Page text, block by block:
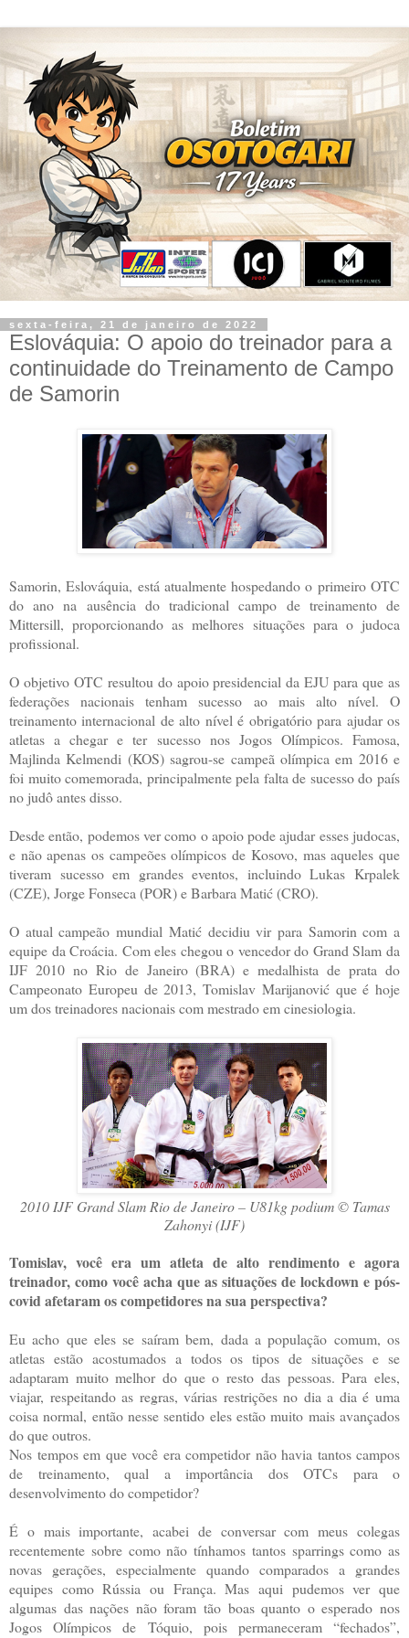
sexta-feira, 21 de janeiro de 2022
Eslováquia: O apoio do treinador para a
continuidade do Treinamento de Campo
de Samorin
Samorin, Eslováquia, está atualmente hospedando o primeiro OTC
do ano na ausência do tradicional campo de treinamento de
Mittersill, proporcionando as melhores situações para o judoca
profissional.
O objetivo OTC resultou do apoio presidencial da EJU para que as
federações nacionais tenham sucesso ao mais alto nível. O
treinamento internacional de alto nível é obrigatório para ajudar os
atletas a chegar e ter sucesso nos Jogos Olímpicos. Famosa,
Majlinda Kelmendi (KOS) sagrou-se campeã olímpica em 2016 e
foi muito comemorada, principalmente pela falta de sucesso do país
no judô antes disso.
Desde então, podemos ver como o apoio pode ajudar esses judocas,
e não apenas os campeões olímpicos de Kosovo, mas aqueles que
tiveram sucesso em grandes eventos, incluindo Lukas Krpalek
(CZE), Jorge Fonseca (POR) e Barbara Matić (CRO).
O atual campeão mundial Matić decidiu vir para Samorin com a
equipe da Croácia. Com eles chegou o vencedor do Grand Slam da
IJF 2010 no Rio de Janeiro (BRA) e medalhista de prata do
Campeonato Europeu de 2013, Tomislav Marijanović que é hoje
um dos treinadores nacionais com mestrado em cinesiologia.
2010 IJF Grand Slam Rio de Janeiro – U81kg podium © Tamas
Zahonyi (IJF)
Tomislav, você era um atleta de alto rendimento e agora
treinador, como você acha que as situações de lockdown e pós-
covid afetaram os competidores na sua perspectiva?
Eu acho que eles se saíram bem, dada a população comum, os
atletas estão acostumados a todos os tipos de situações e se
adaptaram muito melhor do que o resto das pessoas. Para eles,
viajar, respeitando as regras, várias restrições no dia a dia é uma
coisa normal, então nesse sentido eles estão muito mais avançados
do que outros.
Nos tempos em que você era competidor não havia tantos campos
de treinamento, qual a importância dos OTCs para o
desenvolvimento do competidor?
É o mais importante, acabei de conversar com meus colegas
recentemente sobre como não tínhamos tantos sparrings como as
novas gerações, especialmente quando comparados a grandes
equipes como Rússia ou França. Mas aqui pudemos ver que
algumas das nações não foram tão boas quanto o esperado nos
Jogos Olímpicos de Tóquio, pois permaneceram “fechados”,